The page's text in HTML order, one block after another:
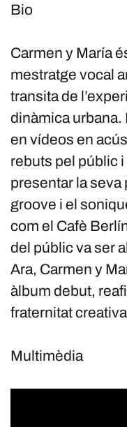
Bio
Carmen y María
mestratge vocal
transita de
dinàmica urbana.
en vídeos en
rebuts pel públic
presentar la seva
groove i el
com el Cafè
del públic va ser
Ara, Carmen y
àlbum debut,
fraternitat
Multimèdia